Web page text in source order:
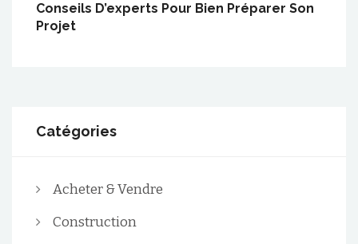
Conseils D’experts Pour Bien Préparer Son
Projet
Catégories
Acheter & Vendre
Construction